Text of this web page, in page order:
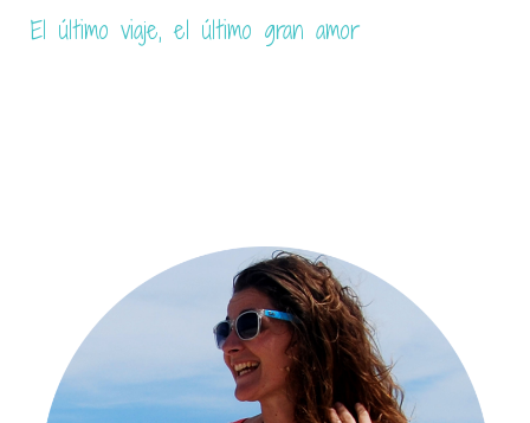
Aprende inglés, invierte en tí y disfruta más